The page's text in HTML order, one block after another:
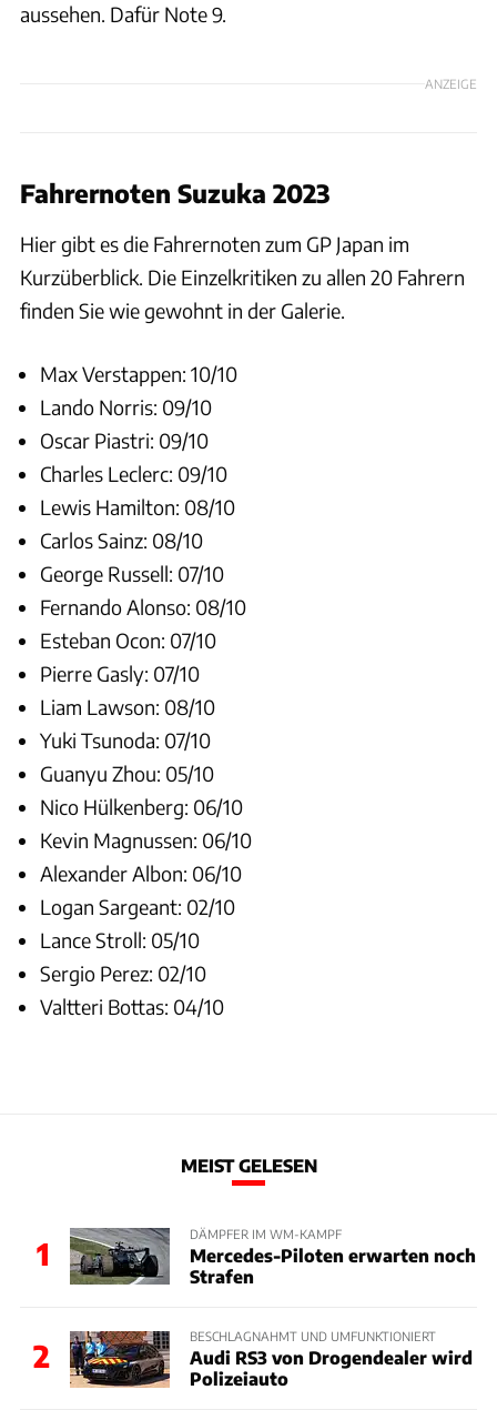
aussehen. Dafür Note 9.
ANZEIGE
Fahrernoten Suzuka 2023
Hier gibt es die Fahrernoten zum GP Japan im
Kurzüberblick. Die Einzelkritiken zu allen 20 Fahrern
finden Sie wie gewohnt in der Galerie.
Max Verstappen: 10/10
Lando Norris: 09/10
Oscar Piastri: 09/10
Charles Leclerc: 09/10
Lewis Hamilton: 08/10
Carlos Sainz: 08/10
George Russell: 07/10
Fernando Alonso: 08/10
Esteban Ocon: 07/10
Pierre Gasly: 07/10
Liam Lawson: 08/10
Yuki Tsunoda: 07/10
Guanyu Zhou: 05/10
Nico Hülkenberg: 06/10
Kevin Magnussen: 06/10
Alexander Albon: 06/10
Logan Sargeant: 02/10
Lance Stroll: 05/10
Sergio Perez: 02/10
Valtteri Bottas: 04/10
MEIST GELESEN
1
DÄMPFER IM WM-KAMPF
Mercedes-Piloten erwarten noch
Strafen
2
BESCHLAGNAHMT UND UMFUNKTIONIERT
Audi RS3 von Drogendealer wird
Polizeiauto